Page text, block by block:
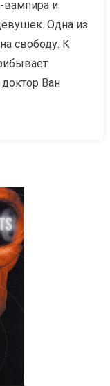
вампира и
Одна из
свободу. К
Ван